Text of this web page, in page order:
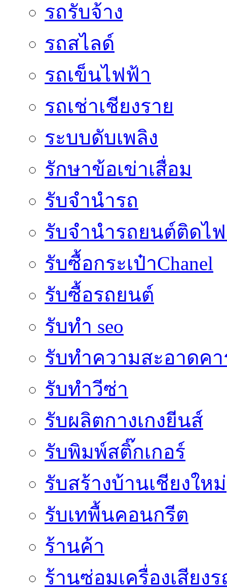
รถรับจ้าง
รถสไลด์
รถเข็นไฟฟ้า
รถเช่าเชียงราย
ระบบดับเพลิง
รักษาข้อเข่าเสื่อม
รับจำนำรถ
รับจํานํารถยนต์ติดไ
รับซื้อกระเป๋าChanel
รับซื้อรถยนต์
รับทำ seo
รับทำความสะอาดค
รับทำวีซ่า
รับผลิตกางเกงยีนส์
รับพิมพ์สติ๊กเกอร์
รับสร้างบ้านเชียงใหม่
รับเทพื้นคอนกรีต
ร้านค้า
ร้านซ่อมเครื่องเสียง